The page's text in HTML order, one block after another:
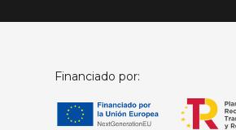
Financiado por: